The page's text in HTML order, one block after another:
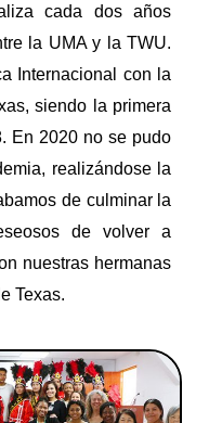
cada dos años
la UMA y la TWU.
Internacional con la
siendo la primera
En 2020 no se pudo
realizándose la
de culminar la
de volver a
nuestras hermanas
Texas.